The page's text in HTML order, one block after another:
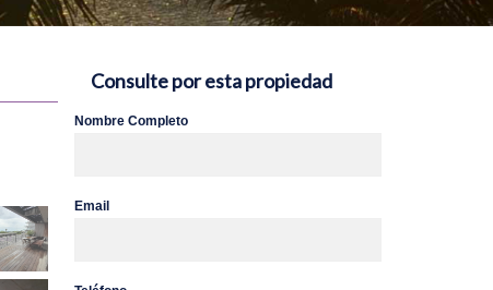
Consulte por esta propiedad
Nombre Completo
Email